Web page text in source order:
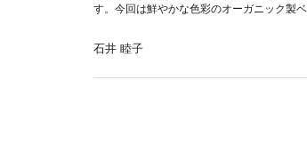
す。今回は鮮やかな色彩のオーガニック製
石井 睦子